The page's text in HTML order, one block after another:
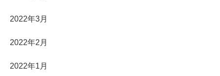
2022年3月
2022年2月
2022年1月